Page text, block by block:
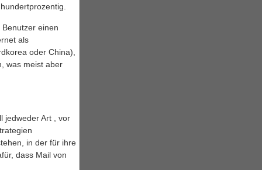
einen
als
oder China),
was meist aber
jedweder Art , vor
in der für ihre
dass Mail von